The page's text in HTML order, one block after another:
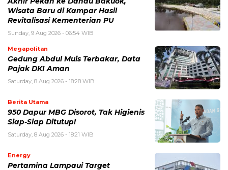
Wisata Baru di Kampar Hasil
Revitalisasi Kementerian PU
Sunday, 9 Aug 2026 - 06:54 WIB
Megapolitan
Gedung Abdul Muis Terbakar, Data
Pajak DKI Aman
Saturday, 8 Aug 2026 - 18:28 WIB
Berita Utama
950 Dapur MBG Disorot, Tak Higienis
Siap-Siap Ditutup!
Saturday, 8 Aug 2026 - 18:21 WIB
Energy
Pertamina Lampaui Target